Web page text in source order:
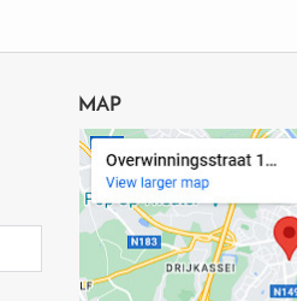
MAP